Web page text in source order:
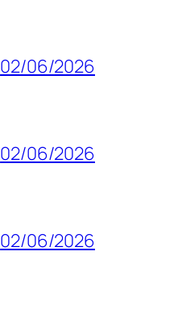
02/06/2026
02/06/2026
02/06/2026